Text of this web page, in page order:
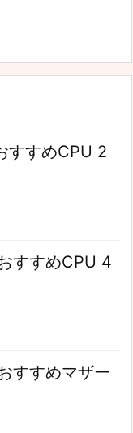
すすめCPU 2
すすめCPU 4
すすめマザー